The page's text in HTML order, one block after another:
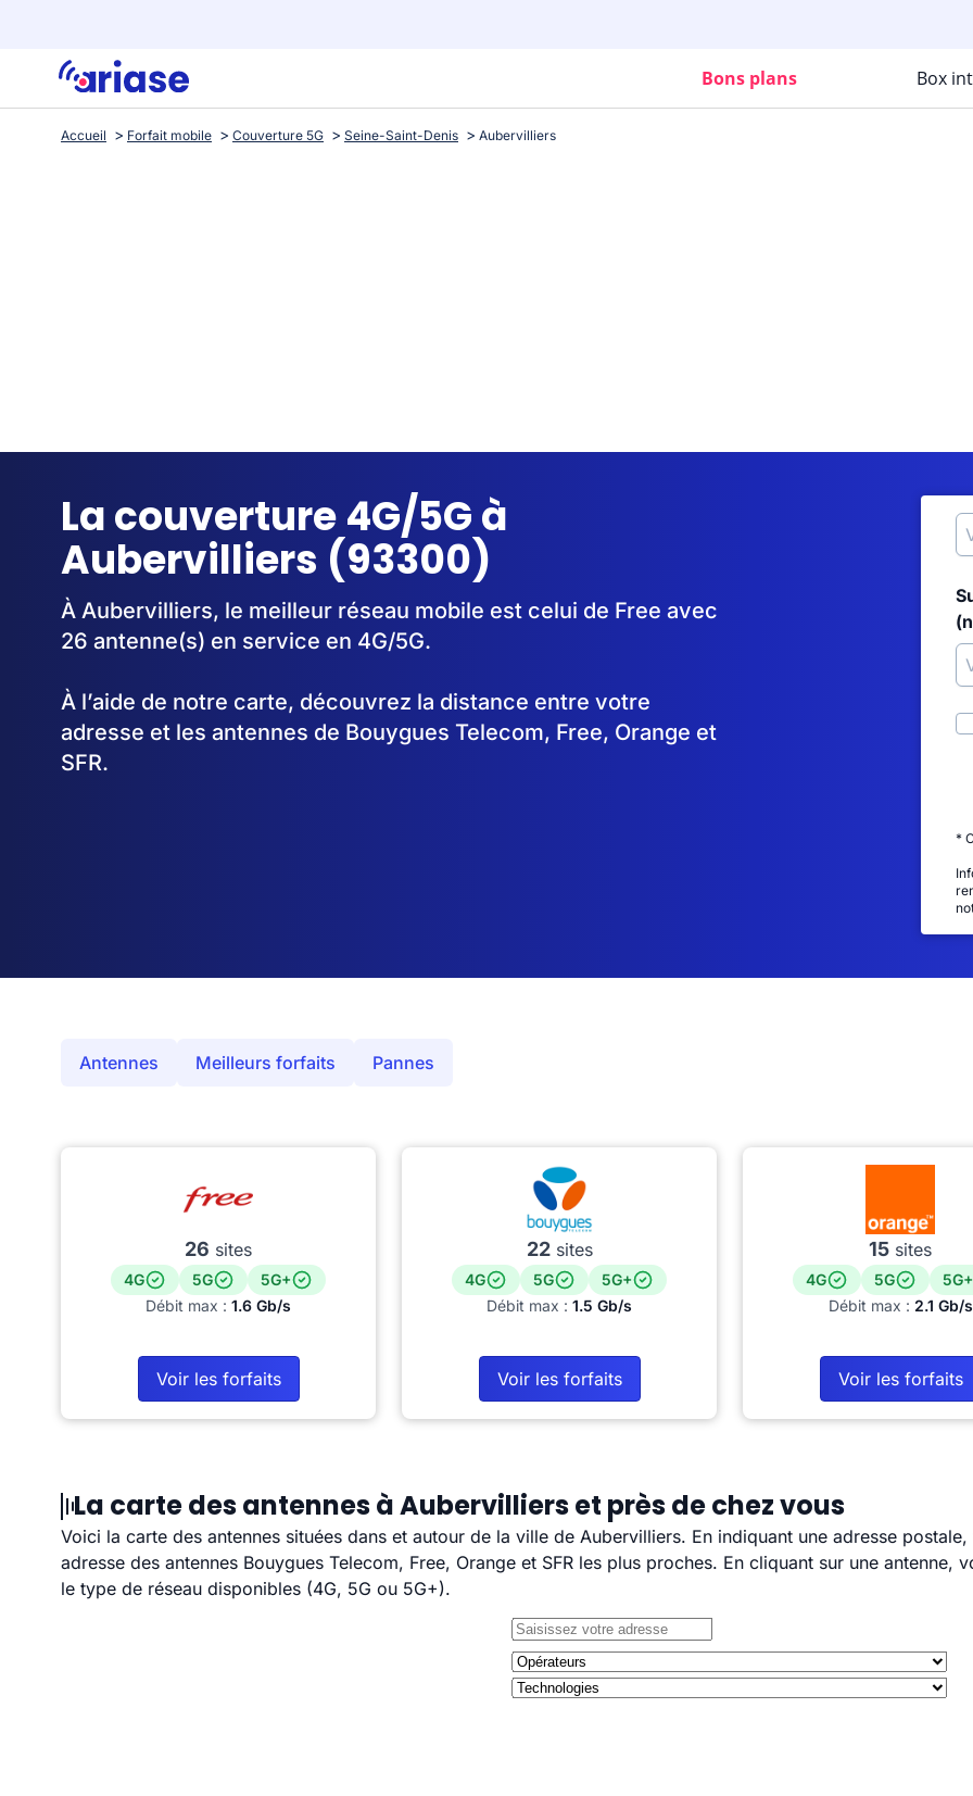
Bons plans Box
Accueil Forfait mobile Couverture 5G Seine-Saint-Denis Aubervilliers
La couverture 4G/5G à
Aubervilliers (93300)
À Aubervilliers, le meilleur réseau mobile est celui de Free avec
26 antenne(s) en service en 4G/5G.
À l’aide de notre carte, découvrez la distance entre votre
adresse et les antennes de Bouygues Telecom, Free, Orange et
SFR.
*
Antennes Meilleurs forfaits Pannes
26 sites
4G 5G
5G+
Débit max : 1.6 Gb/s
Voir les forfaits
22sites
4G 5G
5G+
Débit max : 1.5 Gb/s
Voir les forfaits
15 sites
4G 5G
5G+
Débit max : 2.1 Gb/s
Voir les forfaits
La carte des antennes à Aubervilliers et près de chez vous
Voici la carte des antennes situées dans et autour de la ville de Aubervilliers. En indiquant une adresse
adresse des antennes Bouygues Telecom, Free, Orange et SFR les plus proches. En cliquant sur une
le type de réseau disponibles (4G, 5G ou 5G+).